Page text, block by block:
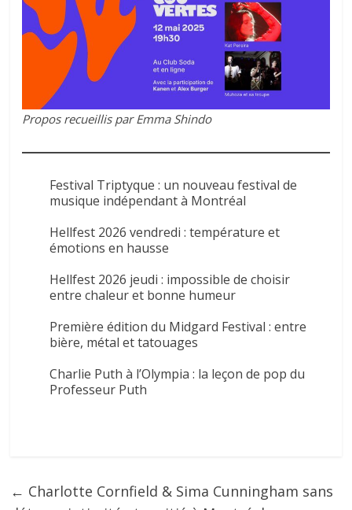
Propos recueillis par Emma Shindo
Festival Triptyque : un nouveau festival de
musique indépendant à Montréal
Hellfest 2026 vendredi : température et
émotions en hausse
Hellfest 2026 jeudi : impossible de choisir
entre chaleur et bonne humeur
Première édition du Midgard Festival : entre
bière, métal et tatouages
Charlie Puth à l’Olympia : la leçon de pop du
Professeur Puth
← Charlotte Cornfield & Sima Cunningham sans